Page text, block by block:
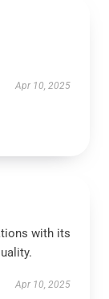
Apr 10, 2025
with its
Apr 10, 2025